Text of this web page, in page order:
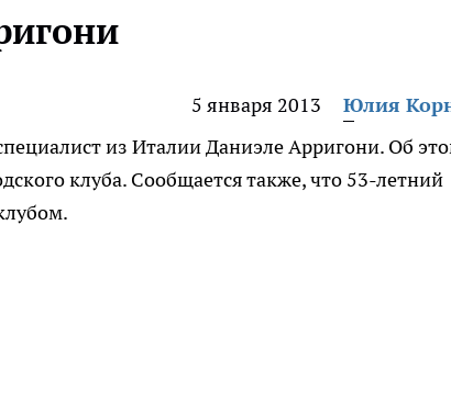
5 января 2013
Юлия
из Италии Даниэле Арригони. Об
клуба. Сообщается также, что 53-летний